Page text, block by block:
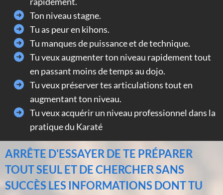
Ton niveau stagne.
Tu as peur en kihons.
Tu manques de puissance et de technique.
Tu veux augmenter ton niveau rapidement tout
en passant moins de temps au dojo.
Tu veux préserver tes articulations tout en
augmentant ton niveau.
Tu veux acquérir un niveau professionnel dans la
pratique du Karaté
ARRÊTE D'ESSAYER DE TE PRÉPARER
TOUT SEUL ET DE CHERCHER SANS
SUCCÈS LES INFORMATIONS DONT TU